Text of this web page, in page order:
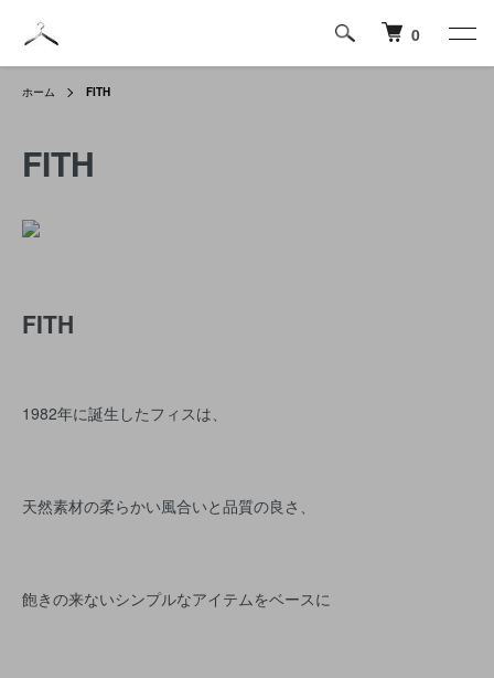
0
ホーム FITH
FITH
FITH
1982年に誕生したフィスは、
天然素材の柔らかい風合いと品質の良さ、
飽きの来ないシンプルなアイテムをベースに